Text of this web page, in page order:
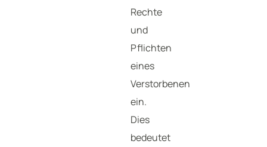
Rechte
und
Pflichten
eines
Verstorbenen
ein.
Dies
bedeutet